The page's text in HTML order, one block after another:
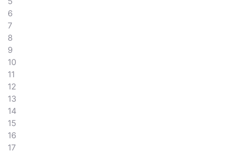
6
7
8
9
10
11
12
13
14
15
16
17